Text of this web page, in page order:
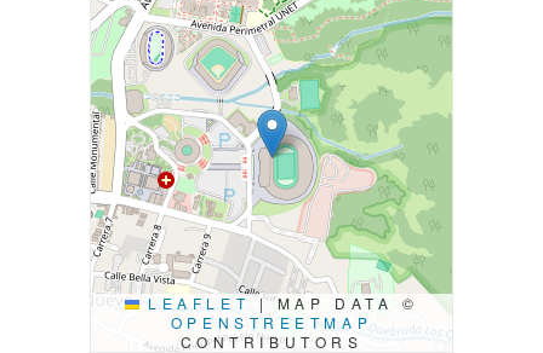
LEAFLET |MAP DATA ©
OPENSTREETMAP
CONTRIBUTORS